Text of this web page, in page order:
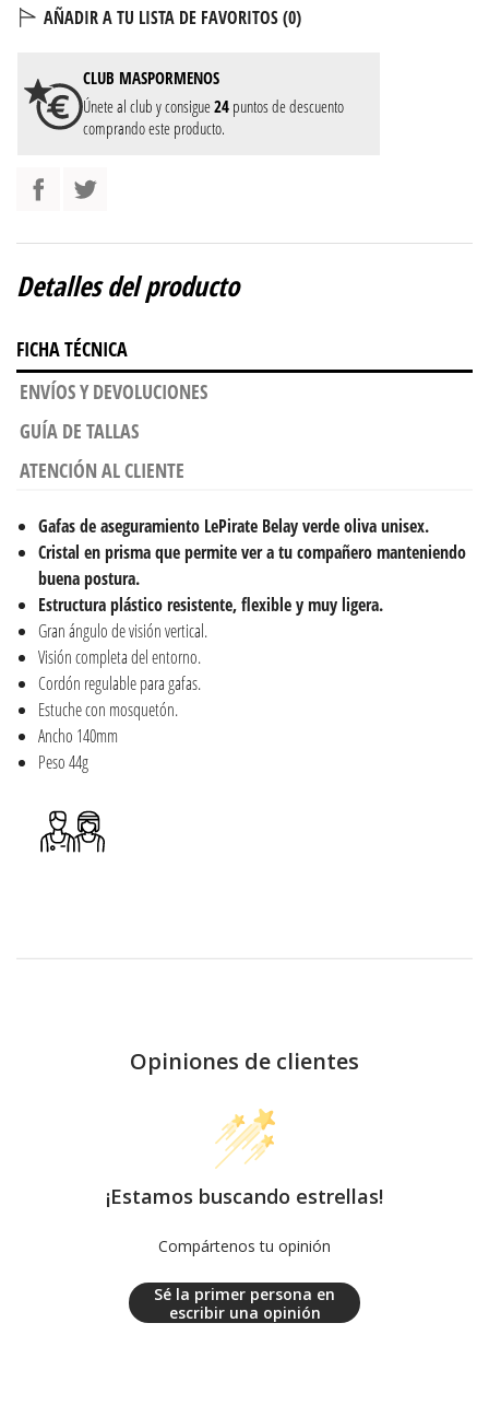
AÑADIR A TU LISTA DE FAVORITOS (0)
CLUB MASPORMENOS
Únete al club y consigue24 puntos de descuento
comprando este producto.
Detalles del producto
FICHA TÉCNICA
ENVÍOS Y DEVOLUCIONES
GUÍA DE TALLAS
ATENCIÓN AL CLIENTE
Gafas de aseguramiento LePirate Belay verde oliva unisex.
Cristal en prisma que permite ver a tu compañero manteniendo
buena postura.
Estructura plástico resistente, flexible y muy ligera.
Gran ángulo de visión vertical.
Visión completa del entorno.
Cordón regulable para gafas.
Estuche con mosquetón.
Ancho 140mm
Peso 44g
Opiniones de clientes
¡Estamos buscando estrellas!
Compártenos tu opinión
Sé la primer persona en
escribir una opinión